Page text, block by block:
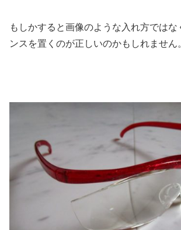
もしかすると画像のような入れ方ではな
ンスを置くのが正しいのかもしれません